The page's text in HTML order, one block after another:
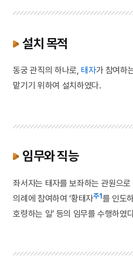
설치 목적
동궁 관직의 하나로, 태자가 참여하
맡기기 위하여 설치하였다.
임무와 직능
좌서자는 태자를 보좌하는 관원으
의례에 참여하여 ‘황태자주1 를 인도
호령하는 일’ 등의 임무를 수행하였